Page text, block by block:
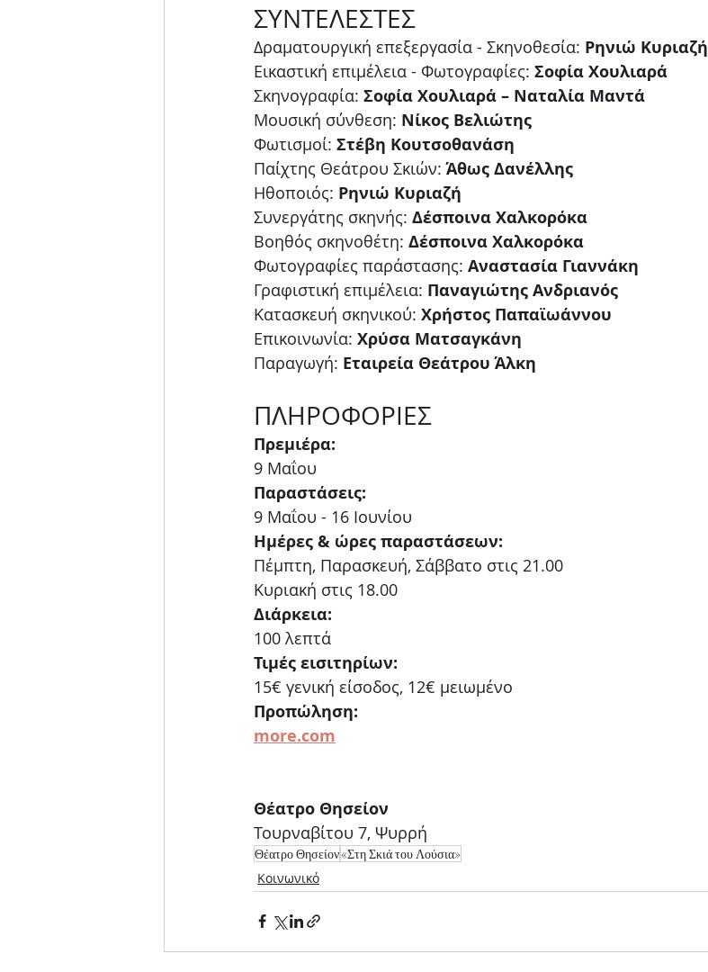
ΣΥΝΤΕΛΕΣΤΕΣ
Δραματουργική επεξεργασία - Σκηνοθεσία: Ρηνιώ Κυριαζή
Εικαστική επιμέλεια - Φωτογραφίες: Σοφία Χουλιαρά
Σκηνογραφία: Σοφία Χουλιαρά – Ναταλία Μαντά
Μουσική σύνθεση: Νίκος Βελιώτης
Φωτισμοί: Στέβη Κουτσοθανάση
Παίχτης Θεάτρου Σκιών: Άθως Δανέλλης
Ηθοποιός: Ρηνιώ Κυριαζή
Συνεργάτης σκηνής: Δέσποινα Χαλκορόκα
Βοηθός σκηνοθέτη: Δέσποινα Χαλκορόκα
Φωτογραφίες παράστασης: Αναστασία Γιαννάκη
Γραφιστική επιμέλεια: Παναγιώτης Ανδριανός
Κατασκευή σκηνικού: Χρήστος Παπαϊωάννου
Επικοινωνία: Χρύσα Ματσαγκάνη
Παραγωγή: Εταιρεία Θεάτρου Άλκη
ΠΛΗΡΟΦΟΡΙΕΣ
Πρεμιέρα:
9 Μαΐου
Παραστάσεις:
9 Μαΐου - 16 Ιουνίου
Ημέρες & ώρες παραστάσεων:
Πέμπτη, Παρασκευή, Σάββατο στις 21.00
Κυριακή στις 18.00
Διάρκεια:
100 λεπτά
Τιμές εισιτηρίων:
15€ γενική είσοδος, 12€ μειωμένο
Προπώληση:
more.com
Θέατρο Θησείον
Τουρναβίτου 7, Ψυρρή
Θέατρο Θησείον«Στη Σκιά του Λούσια»
Κοινωνικό